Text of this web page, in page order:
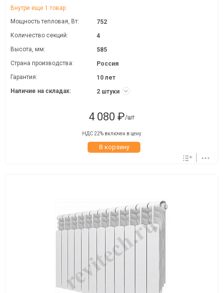
Внутри еще 1 товар
Мощность тепловая, Вт:
752
Количество секций:
4
Высота, мм:
585
Страна производства:
Россия
Гарантия:
10 лет
Наличие на складах:
2 штуки
4 080 ₽/шт
НДС 22% включен в цену
В корзину